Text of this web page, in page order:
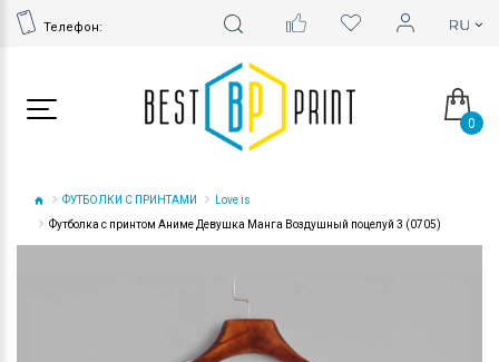
Телефон:
0
ФУТБОЛКИ С ПРИНТАМИ
Love is
Футболка с принтом Аниме Девушка Манга Воздушный поцелуй 3 (0705)